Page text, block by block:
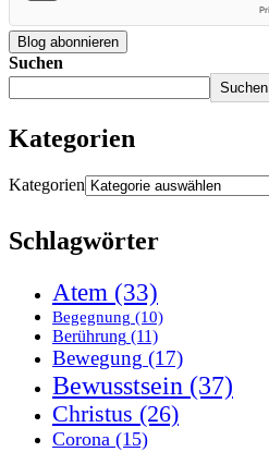
Blog abonnieren
Suchen
Suchen
Kategorien
Kategorien
Schlagwörter
Atem (33)
Begegnung (10)
Berührung (11)
Bewegung (17)
Bewusstsein (37)
Christus (26)
Corona (15)